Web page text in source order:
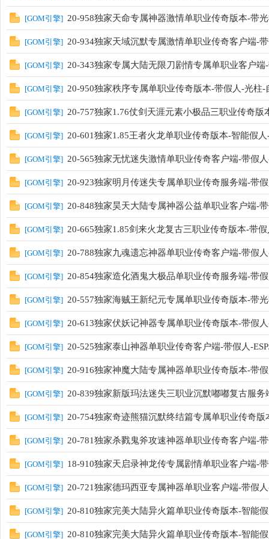
[GOM引擎] 20-958独家天命专属神器激情单职业传奇版本-带
[GOM引擎] 20-934独家天域沉默专属激情单职业传奇客户端-
[GOM引擎] 20-343独家专属大陆无限刀剧情专属单职业客户
[GOM引擎] 20-950独家秩序专属单职业传奇版本-带假人-光柱-
[GOM引擎] 20-757独家1.76仗剑天涯元素小极品三职业传奇版
[GOM引擎] 20-601独家1.85王者火龙单职业传奇版本-智能假
[GOM引擎] 20-565独家无忧迷失激情单职业传奇客户端-带假
[GOM引擎] 20-923独家明月传迷失专属单职业传奇服务端-带
[GOM引擎] 20-848独家昊天大陆专属神器公益单职业客户端-
[GOM引擎] 20-665独家1.85剑来火龙复古三职业传奇版本-带
[GOM引擎] 20-788独家九魂遗忘神器单职业传奇客户端-带假
[GOM引擎] 20-854独家造化酒鬼大极品单职业传奇服务端-带
[GOM引擎] 20-557独家海贼王新纪元专属单职业传奇版本-带
[GOM引擎] 20-613独家伏妖记神器专属单职业传奇版本-带假
[GOM引擎] 20-525独家泰山神器单职业传奇客户端-带假人-
[GOM引擎] 20-916独家神魔大陆专属神器单职业传奇版本-带
[GOM引擎] 20-839独家新版玛法迷失三职业沉默嘟嘟复古服务
[GOM引擎] 20-754独家奇迹熊猫沉默终结篇专属单职业传奇
[GOM引擎] 20-781独家杀戮鬼斧攻速神器单职业传奇客户端-
[GOM引擎] 18-910独家天启录神龙传专属剧情单职业客户端-
[GOM引擎] 20-721独家德玛西亚专属神器单职业客户端-带假
[GOM引擎] 20-810独家完美大陆异火篇单职业传奇版本-智能
[GOM引擎] 20-810独家完美大陆异火篇单职业传奇版本-智能